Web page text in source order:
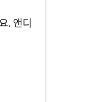
. 앤디